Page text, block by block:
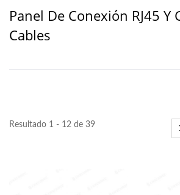
Panel De Conexión RJ45 Y
Cables
Resultado 1 - 12 de 39